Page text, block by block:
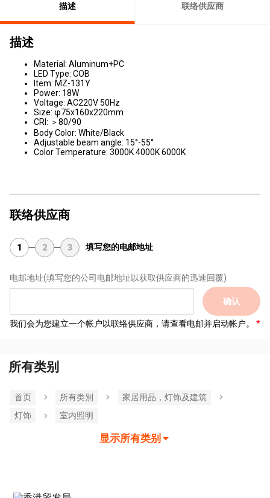
描述 联络供应商
描述
Material: Aluminum+PC
LED Type: COB
Item: MZ-131Y
Power: 18W
Voltage: AC220V 50Hz
Size: φ75x160x220mm
CRI: ＞80/90
Body Color: White/Black
Adjustable beam angle: 15°-55°
Color Temperature: 3000K 4000K 6000K
联络供应商
1 2 3 填写您的电邮地址
电邮地址(填写您的公司电邮地址以获取供应商的迅速回覆)
确认
我们会为您建立一个帐户以联络供应商，请查看电邮并启动帐户。
所有类别
首页 所有类別
家居用品，灯饰及建筑
灯饰
室内照明
显示所有类别